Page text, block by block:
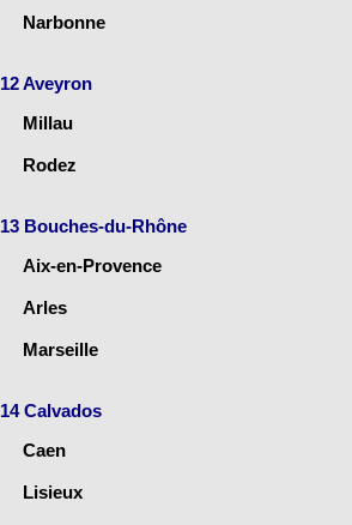
Narbonne
12 Aveyron
Millau
Rodez
13 Bouches-du-Rhône
Aix-en-Provence
Arles
Marseille
14 Calvados
Caen
Lisieux